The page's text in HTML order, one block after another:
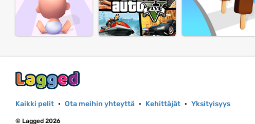
Kaikki pelit · Ota meihin yhteyttä · Kehittäjät · Yksityisyys
© Lagged 2026